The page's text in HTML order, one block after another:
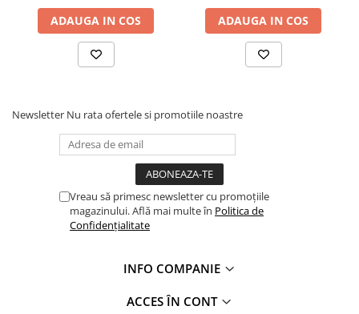
Reparare Beton, Subturnări și
Mortare Speciale
Decorative
Profile Decorative
Ancadramente Uși și Ferestre
Termosistem Decorativ
Brâuri Decorative
Panouri Decorative 3D
ADAUGA IN COS ADAUGA IN COS
Newsletter Nu rata ofertele si promotiile noastre
Vreau să primesc newsletter cu promoțiile
magazinului. Află mai multe în Politica de
Confidențialitate
INFO COMPANIE
ACCES ÎN CONT